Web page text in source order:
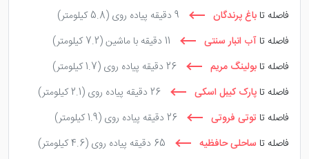
فاصله تا باغ پرندگان 9 دقیقه پیاده روی
(5.8 کیلومتر)
فاصله تا آب انبار سنتی 11 دقیقه با ماشین
(7.2 کیلومتر)
فاصله تا بولینگ مریم 26 دقیقه پیاده روی
(1.7 کیلومتر)
فاصله تا پارک کیبل اسکی 26 دقیقه پیاده روی
(2.1 کیلومتر)
فاصله تا توتی فروتی 26 دقیقه پیاده روی
(1.9 کیلومتر)
فاصله تا ساحلی حافظیه 65 دقیقه پیاده روی (4.6 کیلومتر)